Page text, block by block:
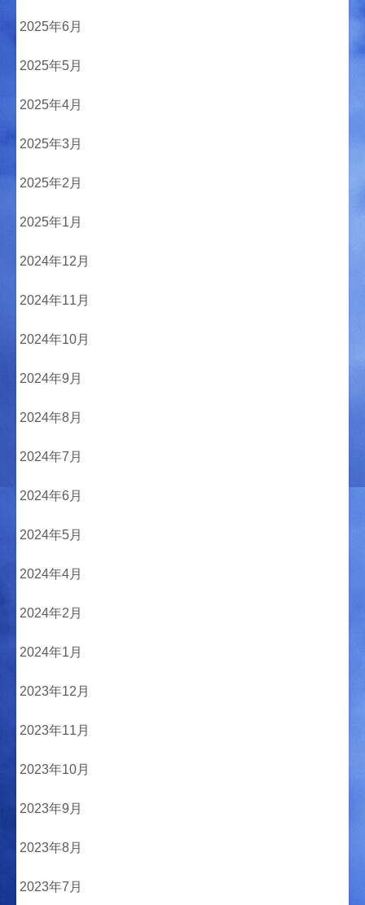
2025年6月
2025年5月
2025年4月
2025年3月
2025年2月
2025年1月
2024年12月
2024年11月
2024年10月
2024年9月
2024年8月
2024年7月
2024年6月
2024年5月
2024年4月
2024年2月
2024年1月
2023年12月
2023年11月
2023年10月
2023年9月
2023年8月
2023年7月